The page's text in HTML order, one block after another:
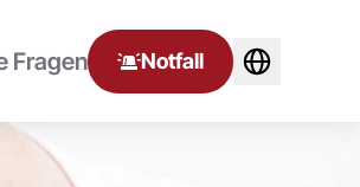
Fragen Notfall